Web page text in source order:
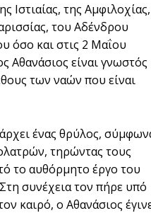
Ιστιαίας, της Αμφιλοχίας,
του Αδένδρου
όσο και στις 2 Μαΐου
Αθανάσιος είναι γνωστός
των ναών που είναι
ένας θρύλος,
τηρώντας τους
το αυθόρμητο έργο του
συνέχεια τον πήρε υπό
καιρό, ο Αθανάσιος